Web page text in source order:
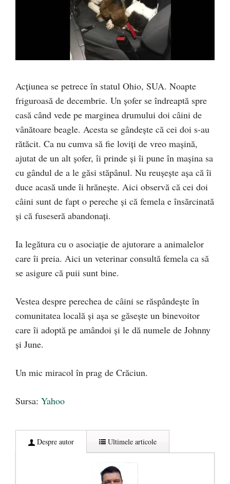
Acțiunea se petrece în statul Ohio, SUA. Noapte
friguroasă de decembrie. Un șofer se îndreaptă spre
casă când vede pe marginea drumului doi câini de
vânătoare beagle. Acesta se gândește că cei doi s-au
rătăcit. Ca nu cumva să fie loviți de vreo mașină,
ajutat de un alt șofer, îi prinde și îi pune în mașina sa
cu gândul de a le găsi stăpânul. Nu reușește așa că îi
duce acasă unde îi hrănește. Aici observă că cei doi
câini sunt de fapt o pereche și că femela e însărcinată
și că fuseseră abandonați.
Ia legătura cu o asociație de ajutorare a animalelor
care îi preia. Aici un veterinar consultă femela ca să
se asigure că puii sunt bine.
Vestea despre perechea de câini se răspândește în
comunitatea locală și așa se găsește un binevoitor
care îi adoptă pe amândoi și le dă numele de Johnny
și June.
Un mic miracol în prag de Crăciun.
Sursa: Yahoo
Despre autor Ultimele articole